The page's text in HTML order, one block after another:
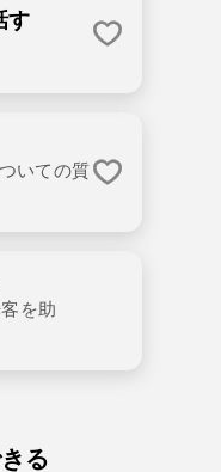
す
いての質
を助
る